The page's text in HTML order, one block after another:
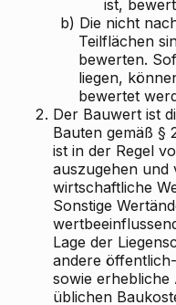
ist,
b) Die nicht
Teilflächen
bewerten.
liegen,
bewertet
2. Der Bauwert ist
Bauten gemäß §
ist in der Regel
auszugehen und
wirtschaftliche
Sonstige
Lage der
andere
sowie
üblichen